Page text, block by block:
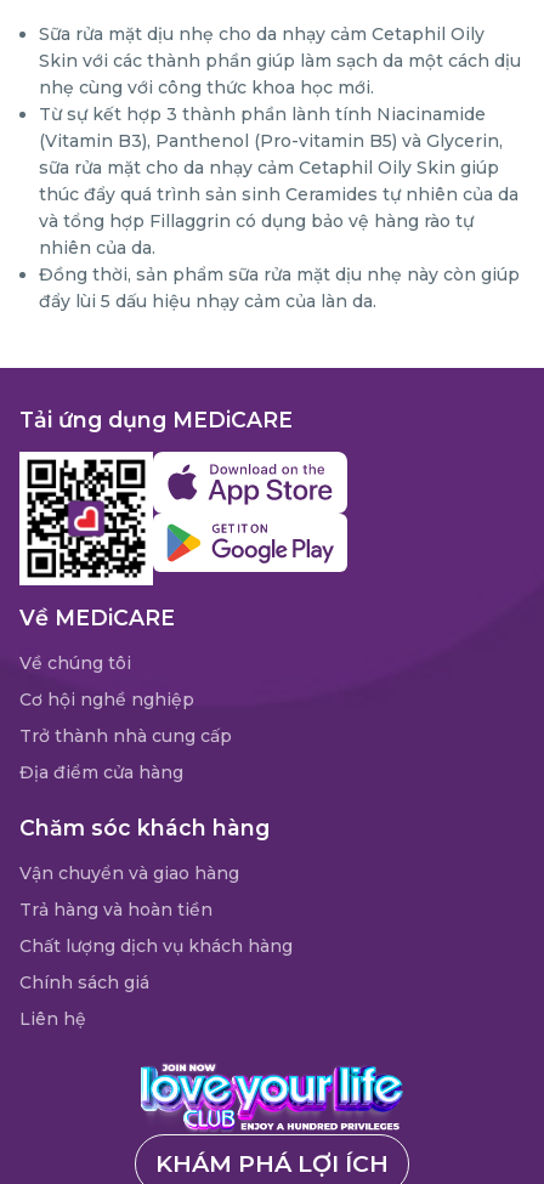
Sữa rửa mặt dịu nhẹ cho da nhạy cảm Cetaphil Oily
Skin với các thành phần giúp làm sạch da một cách dịu
nhẹ cùng với công thức khoa học mới.
Từ sự kết hợp 3 thành phần lành tính Niacinamide
(Vitamin B3), Panthenol (Pro-vitamin B5) và Glycerin,
sữa rửa mặt cho da nhạy cảm Cetaphil Oily Skin giúp
thúc đẩy quá trình sản sinh Ceramides tự nhiên của da
và tổng hợp Fillaggrin có dụng bảo vệ hàng rào tự
nhiên của da.
Đồng thời, sản phẩm sữa rửa mặt dịu nhẹ này còn giúp
đẩy lùi 5 dấu hiệu nhạy cảm của làn da.
Tải ứng dụng MEDiCARE
Về MEDiCARE
Về chúng tôi
Cơ hội nghề nghiệp
Trở thành nhà cung cấp
Địa điểm cửa hàng
Chăm sóc khách hàng
Vận chuyển và giao hàng
Trả hàng và hoàn tiền
Chất lượng dịch vụ khách hàng
Chính sách giá
Liên hệ
KHÁM PHÁ LỢI ÍCH